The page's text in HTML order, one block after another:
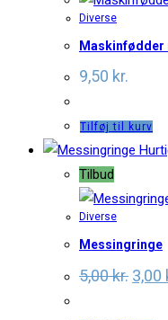
Diverse
Maskinfødder
9,50 kr.
Tilføj til kurv
Tilbud
Diverse
Messingringe
5,00kr.
price
3,00